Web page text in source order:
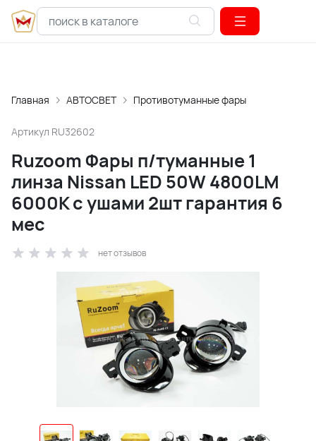
Главная АВТОСВЕТ Противотуманные фары
Артикул RU32602
Ruzoom Фары п/туманные 1
линза Nissan LED 50W 4800LM
6000K с ушами 2шт гарантия 6
мес
нет отзывов